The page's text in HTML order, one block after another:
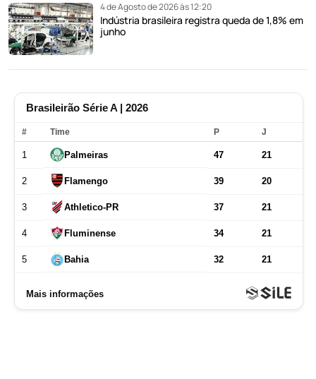
4 de Agosto de 2026 às 12:20
Indústria brasileira registra queda de 1,8% em
junho